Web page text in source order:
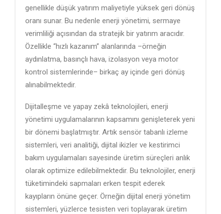
genellikle düşük yatırım maliyetiyle yüksek geri dönüş
oranı sunar. Bu nedenle enerji yönetimi, sermaye
verimliliği açısından da stratejik bir yatırım aracıdır.
Özellikle “hızlı kazanım” alanlarında –örneğin
aydınlatma, basınçlı hava, izolasyon veya motor
kontrol sistemlerinde– birkaç ay içinde geri dönüş
alınabilmektedir.
Dijitalleşme ve yapay zekâ teknolojileri, enerji
yönetimi uygulamalarının kapsamını genişleterek yeni
bir dönemi başlatmıştır. Artık sensör tabanlı izleme
sistemleri, veri analitiği, dijital ikizler ve kestirimci
bakım uygulamaları sayesinde üretim süreçleri anlık
olarak optimize edilebilmektedir. Bu teknolojiler, enerji
tüketimindeki sapmaları erken tespit ederek
kayıpların önüne geçer. Örneğin dijital enerji yönetim
sistemleri, yüzlerce tesisten veri toplayarak üretim